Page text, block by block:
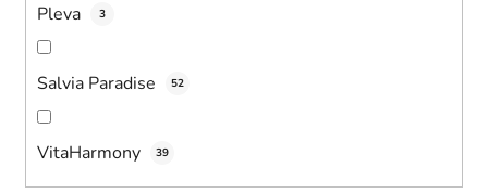
Pleva 3
Salvia Paradise 52
VitaHarmony 39